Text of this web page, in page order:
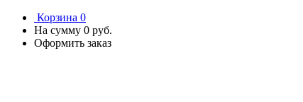
Корзина 0
На сумму 0 руб.
Оформить заказ